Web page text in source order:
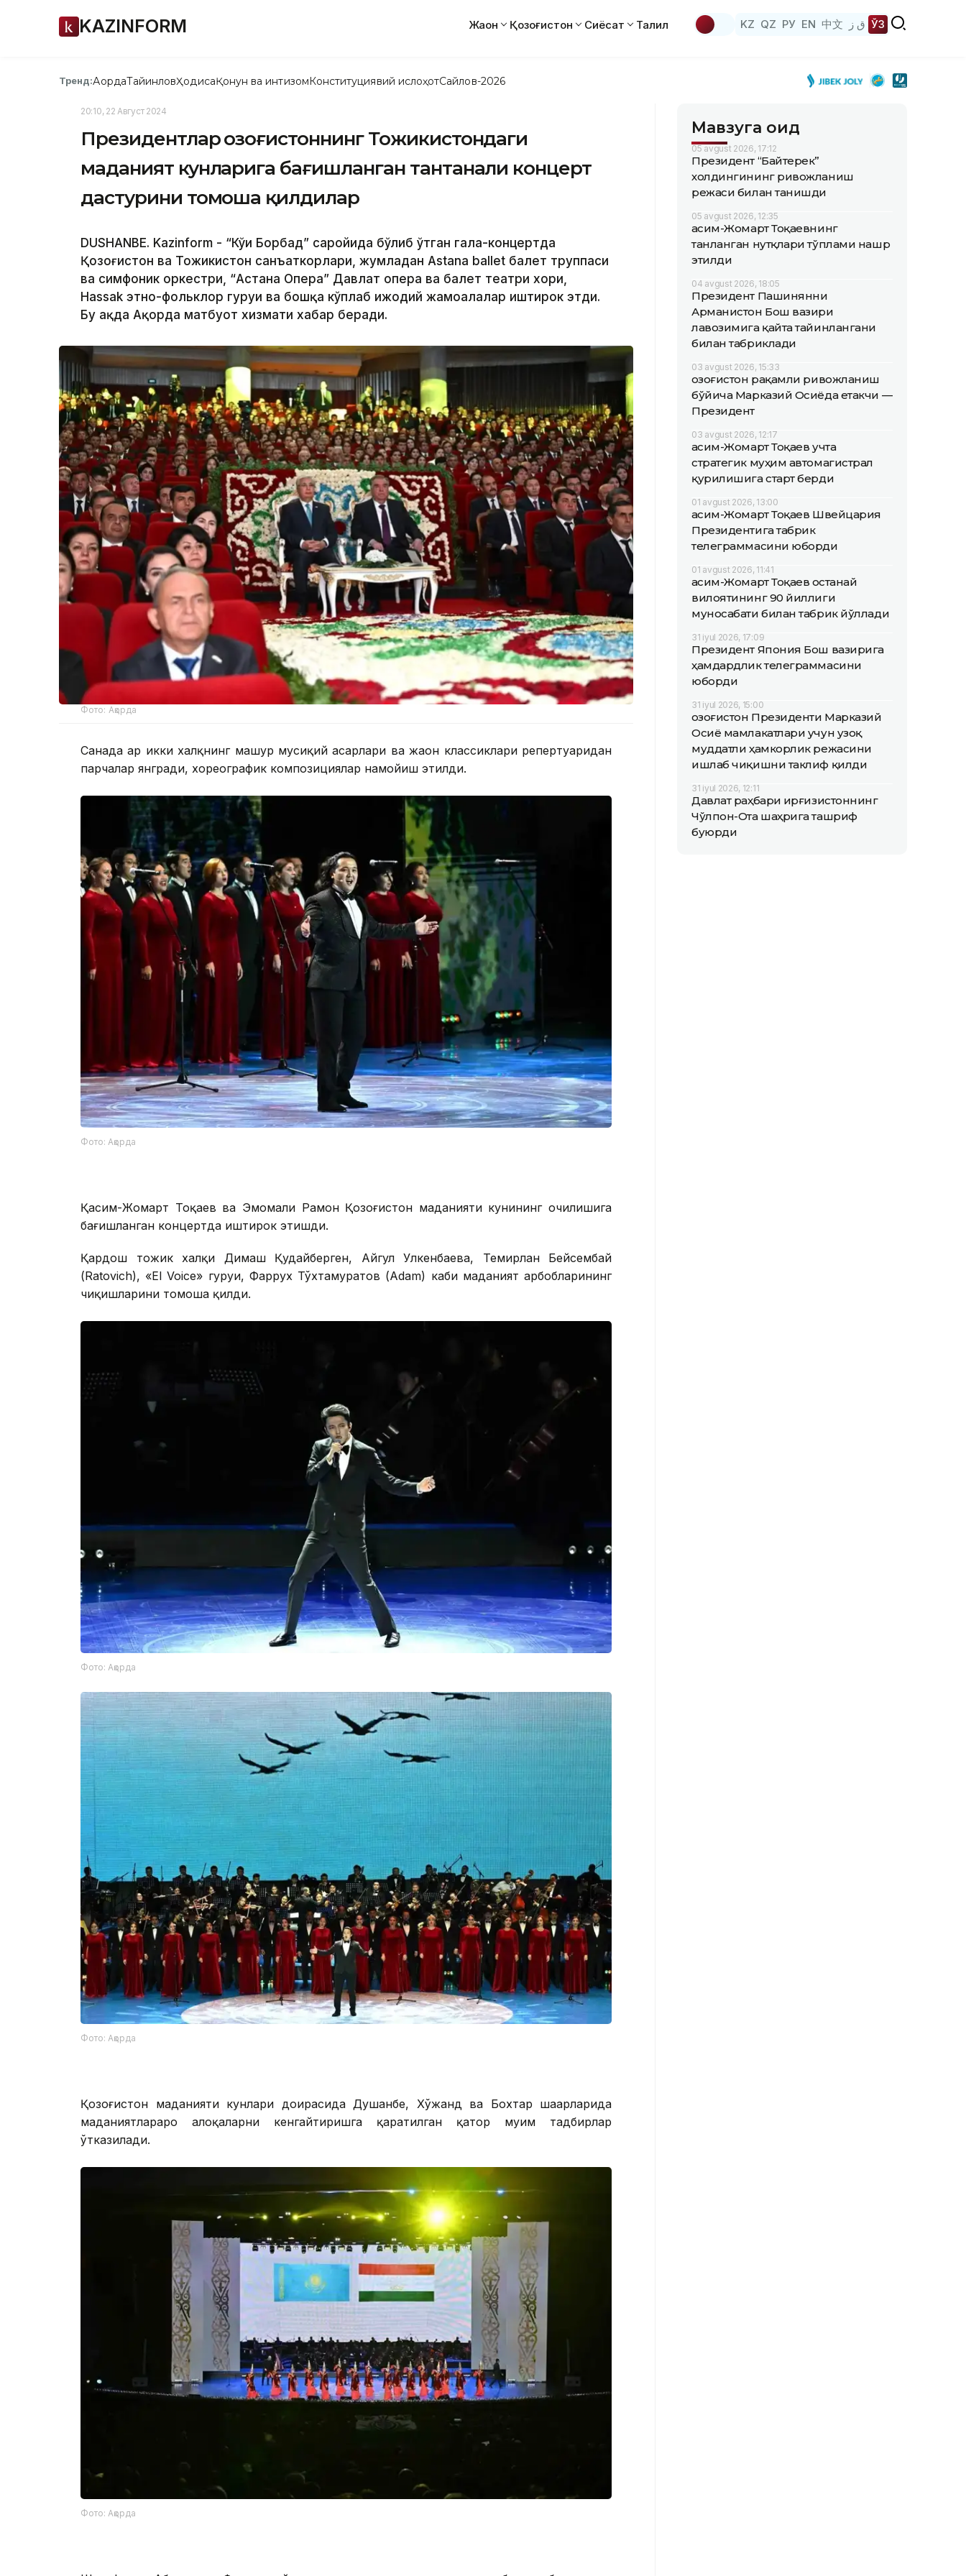
KAZINFORM Жаҳон Қозоғистон Сиёсат Таҳлил KZ QZ РУ EN 中文 ق ز ЎЗ
Тренд:АқордаТайинловҲодисаҚонун ва интизомКонституциявий ислоҳотСайлов-2026
20:10, 22 Август 2024
Президентлар Қозоғистоннинг Тожикистондаги
маданият кунларига бағишланган тантанали концерт
дастурини томоша қилдилар
DUSHANBE. Kazinform - “Кўҳи Борбад” саройида бўлиб ўтган гала-концертда
Қозоғистон ва Тожикистон санъаткорлари, жумладан Astana ballet балет труппаси
ва симфоник оркестри, “Астана Опера” Давлат опера ва балет театри хори,
Hassak этно-фольклор гуруҳи ва бошқа кўплаб ижодий жамоалалар иштирок этди.
Бу ҳақда Ақорда матбуот хизмати хабар беради.
Фото: Ақорда
Саҳнада ҳар икки халқнинг машҳур мусиқий асарлари ва жаҳон классиклари репертуаридан
парчалар янгради, хореографик композициялар намойиш этилди.
Фото: Ақорда
Қасим-Жомарт Тоқаев ва Эмомали Раҳмон Қозоғистон маданияти кунининг очилишига
бағишланган концертда иштирок этишди.
Қардош тожик халқи Димаш Қудайберген, Айгул Улкенбаева, Темирлан Бейсембай
(Ratovich), «El Voice» гуруҳи, Фаррух Тўхтамуратов (Adam) каби маданият арбобларининг
чиқишларини томоша қилди.
Фото: Ақорда
Фото: Ақорда
Қозоғистон маданияти кунлари доирасида Душанбе, Хўжанд ва Бохтар шаҳарларида
маданиятлараро алоқаларни кенгайтиришга қаратилган қатор муҳим тадбирлар
ўтказилади.
Фото: Ақорда
Мавзуга оид
05 avgust 2026, 17:12
Президент “Байтерек”
холдингининг ривожланиш
режаси билан танишди
05 avgust 2026, 12:35
Қасим-Жомарт Тоқаевнинг
танланган нутқлари тўплами нашр
этилди
04 avgust 2026, 18:05
Президент Пашинянни
Арманистон Бош вазири
лавозимига қайта тайинлангани
билан табриклади
03 avgust 2026, 15:33
Қозоғистон рақамли ривожланиш
бўйича Марказий Осиёда етакчи —
Президент
03 avgust 2026, 12:17
Қасим-Жомарт Тоқаев учта
стратегик муҳим автомагистрал
қурилишига старт берди
01 avgust 2026, 13:00
Қасим-Жомарт Тоқаев Швейцария
Президентига табрик
телеграммасини юборди
01 avgust 2026, 11:41
Қасим-Жомарт Тоқаев Қостанай
вилоятининг 90 йиллиги
муносабати билан табрик йўллади
31 iyul 2026, 17:09
Президент Япония Бош вазирига
ҳамдардлик телеграммасини
юборди
31 iyul 2026, 15:00
Қозоғистон Президенти Марказий
Осиё мамлакатлари учун узоқ
муддатли ҳамкорлик режасини
ишлаб чиқишни таклиф қилди
31 iyul 2026, 12:11
Давлат раҳбари Қирғизистоннинг
Чўлпон-Ота шаҳрига ташриф
буюрди